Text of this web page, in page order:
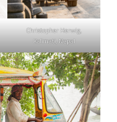
Christopher Herwig,
Kalimati, Nepal